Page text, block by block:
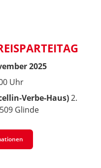
2025
Uhr
Verbe-Haus)2.
Glinde